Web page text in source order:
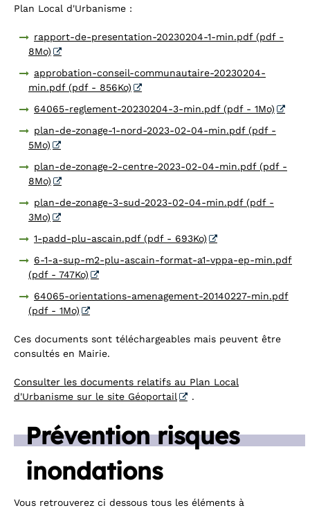
Plan Local d'Urbanisme :
rapport-de-presentation-20230204-1-min.pdf (pdf -
8Mo)
approbation-conseil-communautaire-20230204-
min.pdf (pdf - 856Ko)
64065-reglement-20230204-3-min.pdf (pdf - 1Mo)
plan-de-zonage-1-nord-2023-02-04-min.pdf (pdf -
5Mo)
plan-de-zonage-2-centre-2023-02-04-min.pdf (pdf -
8Mo)
plan-de-zonage-3-sud-2023-02-04-min.pdf (pdf -
3Mo)
1-padd-plu-ascain.pdf (pdf - 693Ko)
6-1-a-sup-m2-plu-ascain-format-a1-vppa-ep-min.pdf
(pdf - 747Ko)
64065-orientations-amenagement-20140227-min.pdf
(pdf - 1Mo)
Ces documents sont téléchargeables mais peuvent être
consultés en Mairie.
Consulter les documents relatifs au Plan Local
d'Urbanisme sur le site Géoportail
.
Prévention risques
inondations
Vous retrouverez ci dessous tous les éléments à